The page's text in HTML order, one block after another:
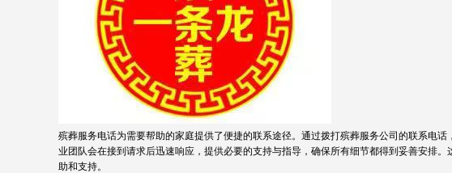
殡葬服务电话为需要帮助的家庭提供了便捷的联系途径。通过拨打殡葬服务公司的联系电
业团队会在接到请求后迅速响应，提供必要的支持与指导，确保所有细节都得到妥善安排
助和支持。